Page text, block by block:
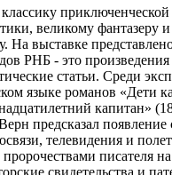
великому фантазеру
На выставке
РНБ - это произведения
статьи. Среди
языке романов «Дети
капитан»
предсказал появление
телевидения и
писателя
свидетельства и